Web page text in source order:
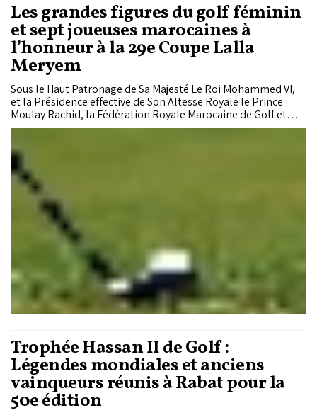
Les grandes figures du golf féminin
et sept joueuses marocaines à
l’honneur à la 29e Coupe Lalla
Meryem
Sous le Haut Patronage de Sa Majesté Le Roi Mohammed VI,
et la Présidence effective de Son Altesse Royale le Prince
Moulay Rachid, la Fédération Royale Marocaine de Golf et
l’Association du Trophée Hassan II de Golf organisent la 29e
mai 2026 sur le Parcours Bleu du Royal Golf Dar Es Salam à
Rabat.
Trophée Hassan II de Golf :
Légendes mondiales et anciens
vainqueurs réunis à Rabat pour la
50e édition